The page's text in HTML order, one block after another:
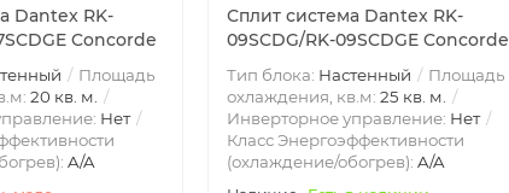
Dantex RK-
Concorde
Площадь
20 кв. м.
Нет
A/A
Сплит система Dantex RK-
09SCDG/RK-09SCDGE Concorde
Тип блока: Настенный
Площадь
охлаждения, кв.м: 25 кв. м.
Инверторное управление: Нет
Класс Энергоэффективности
(охлаждение/обогрев): A/A